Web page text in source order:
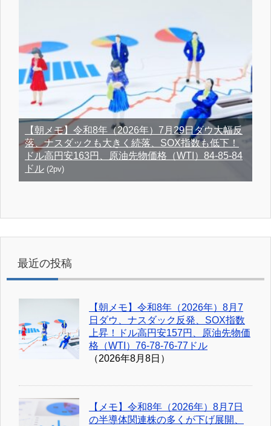
【朝メモ】令和8年（2026年）7月29日ダウ大幅反
落、ナスダックも大きく続落、SOX指数も低下！
ドル高円安163円、原油先物価格（WTI）84-85-84
ドル (2pv)
最近の投稿
【朝メモ】令和8年（2026年）8月7
日ダウ、ナスダック反発、SOX指数
上昇！ドル高円安157円、原油先物価
格（WTI）76-78-76-77ドル
（2026年8月8日）
【メモ】令和8年（2026年）8月7日
の半導体関連株の多くが下げ展開、